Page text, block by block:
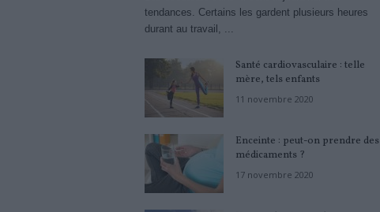
tendances. Certains les gardent plusieurs heures
durant au travail, ...
Santé cardiovasculaire : telle
mère, tels enfants
11 novembre 2020
Enceinte : peut-on prendre des
médicaments ?
17 novembre 2020